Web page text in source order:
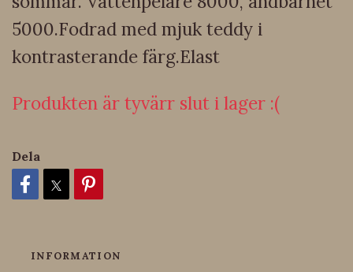
5000.Fodrad med mjuk teddy i
kontrasterande färg.Elast
Produkten är tyvärr slut i lager :(
Dela
INFORMATION